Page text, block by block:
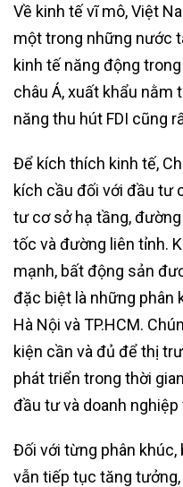
Về kinh tế vĩ mô, Việt
một trong những nước
kinh tế năng động
châu Á, xuất khẩu nằm
năng thu hút FDI cũng
Để kích thích kinh tế,
kích cầu đối với đầu tư
tư cơ sở hạ tầng,
tốc và đường liên tỉnh.
mạnh, bất động sản
đặc biệt là những phân
Hà Nội và TP.HCM.
kiện cần và đủ để thị
phát triển trong thời
đầu tư và doanh
Đối với từng phân
vẫn tiếp tục tăng